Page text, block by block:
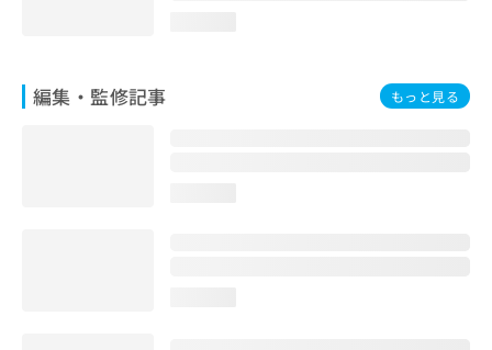
編集・監修記事 もっと見る